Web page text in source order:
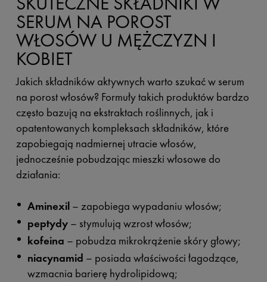
SERUM NA POROST
WŁOSÓW U MĘŻCZYZN I
KOBIET
Jakich składników aktywnych warto szukać w serum
na porost włosów? Formuły takich produktów bardzo
często bazują na ekstraktach roślinnych, jak i
opatentowanych kompleksach składników, które
zapobiegają nadmiernej utracie włosów,
jednocześnie pobudzając mieszki włosowe do
działania:
Aminexil – zapobiega wypadaniu włosów;
peptydy – stymulują wzrost włosów;
kofeina – pobudza mikrokrążenie skóry głowy;
niacynamid – posiada właściwości łagodzące,
wzmacnia barierę hydrolipidową;